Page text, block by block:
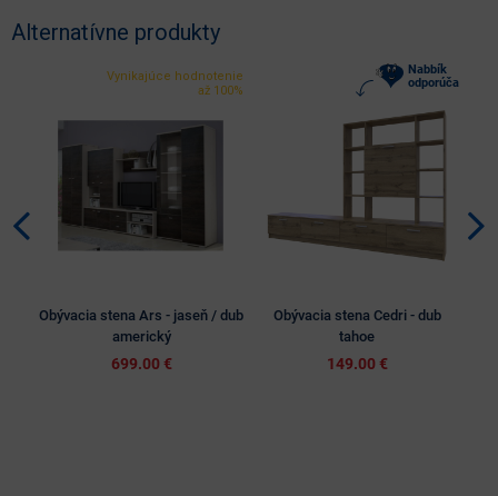
Alternatívne produkty
Vynikajúce hodnotenie
až 100%
Obývacia stena Ars - jaseň / dub
americký
699.00 €
Nabbík
odporúča
Obývacia stena Cedri - dub
tahoe
149.00 €